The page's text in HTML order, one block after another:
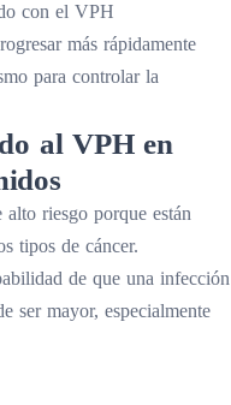
con el VPH
más rápidamente
para controlar la
al VPH en
riesgo porque están
tipos de cáncer.
de que una infección
ser mayor, especialmente